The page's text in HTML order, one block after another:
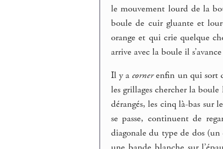
le mouvement lourd de la
boule de cuir gluante et
orange et qui crie quelque
arrive avec la boule il
Il y a cornerenfin un qui sort
les grillages chercher la
dérangés, les cinq là-bas sur
se passe, continuent de
diagonale du type de dos